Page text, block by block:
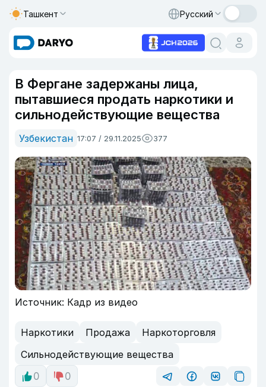
Ташкент Русский
В Фергане задержаны лица,
пытавшиеся продать наркотики и
сильнодействующие вещества
Узбекистан 17:07 / 29.11.2025 377
Источник: Кадр из видео
Наркотики Продажа
Наркоторговля
Сильнодействующие вещества
0
0